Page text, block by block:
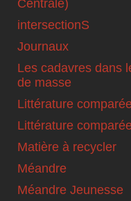
Centrale)
intersectionS
Journaux
Les cadavres dans
de masse
Littérature
Littérature
Matière à recycler
Méandre
Méandre Jeunesse